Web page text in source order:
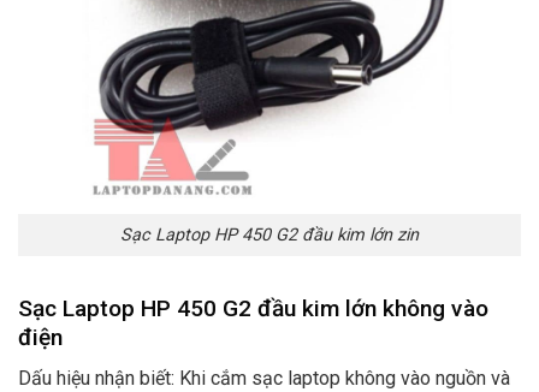
Sạc Laptop HP 450 G2 đầu kim lớn zin
Sạc Laptop HP 450 G2 đầu kim lớn không vào
điện
Dấu hiệu nhận biết: Khi cắm sạc laptop không vào nguồn và